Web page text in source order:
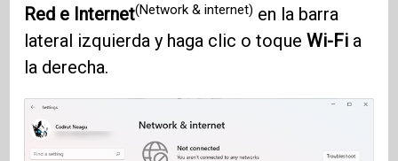
Red e Internet(Network & internet) en la barra
lateral izquierda y haga clic o toqueWi-Fi a
la derecha.